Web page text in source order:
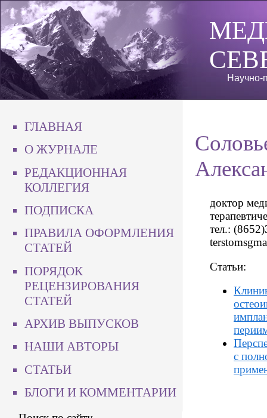
Научно-
ГЛАВНАЯ
О ЖУРНАЛЕ
РЕДАКЦИОННАЯ
КОЛЛЕГИЯ
ПОДПИСКА
ПРАВИЛА ОФОРМЛЕНИЯ
СТАТЕЙ
ПОРЯДОК
РЕЦЕНЗИРОВАНИЯ
СТАТЕЙ
АРХИВ ВЫПУСКОВ
НАШИ АВТОРЫ
СТАТЬИ
БЛОГИ И КОММЕНТАРИИ
доктор
тел.:
Статьи:
с